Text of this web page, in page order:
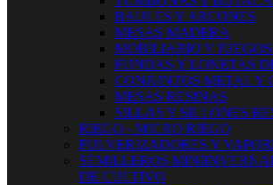
BAULES Y ARCONES
MESAS MADERA
MOBILIARIO Y
FUNDAS Y LONETAS
CONJUNTOS METAL Y
MESAS RESINAS
SILLAS Y SILLONES
RIEGO - MICRO RIEGO
PULVERIZADORES Y
SEMILLEROS
DE CULTIVO